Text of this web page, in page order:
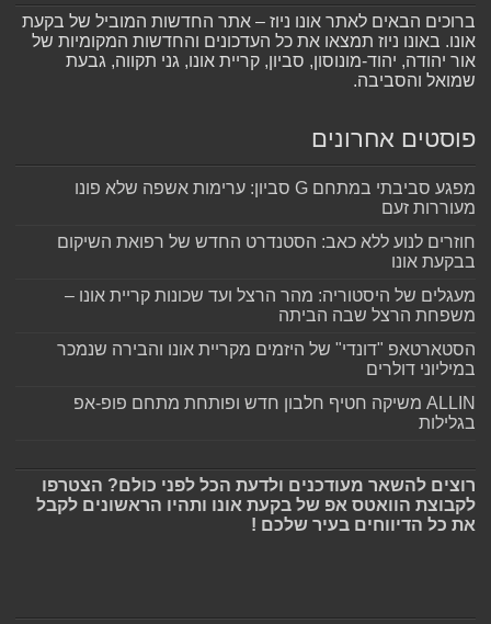
ברוכים הבאים לאתר אונו ניוז – אתר החדשות המוביל של בקעת
אונו. באונו ניוז תמצאו את כל העדכונים והחדשות המקומיות של
אור יהודה, יהוד-מונוסון, סביון, קריית אונו, גני תקווה, גבעת
שמואל והסביבה.
פוסטים אחרונים
מפגע סביבתי במתחם G סביון: ערימות אשפה שלא פונו
מעוררות זעם
חוזרים לנוע ללא כאב: הסטנדרט החדש של רפואת השיקום
בבקעת אונו
מעגלים של היסטוריה: מהר הרצל ועד שכונות קריית אונו –
משפחת הרצל שבה הביתה
הסטארטאפ "דונדי" של היזמים מקריית אונו והבירה שנמכר
במיליוני דולרים
ALLIN משיקה חטיף חלבון חדש ופותחת מתחם פופ-אפ
בגלילות
רוצים להשאר מעודכנים ולדעת הכל לפני כולם? הצטרפו
לקבוצת הוואטס אפ של בקעת אונו ותהיו הראשונים לקבל
את כל הדיווחים בעיר שלכם !